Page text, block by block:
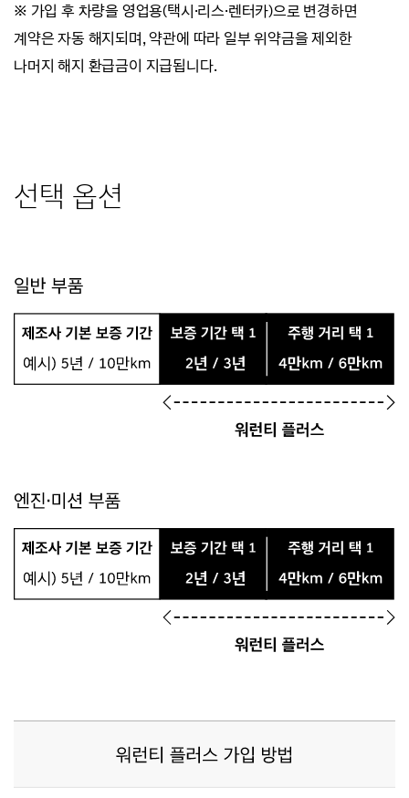
※ 가입 후 차량을 영업용(택시·리스·렌터카)으로 변경하면
계약은 자동 해지되며, 약관에 따라 일부 위약금을 제외한
나머지 해지 환급금이 지급됩니다.
선택 옵션